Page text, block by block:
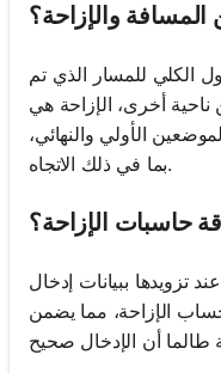
المسافة والإزاحة؟
الكلي للمسار الذي تم
أخرى، الإزاحة هي
الأولي والنهائي،
بما في ذلك الاتجاه.
حاسبات الإزاحة؟
تزويدها ببيانات إدخال
الإزاحة، مما يضمن